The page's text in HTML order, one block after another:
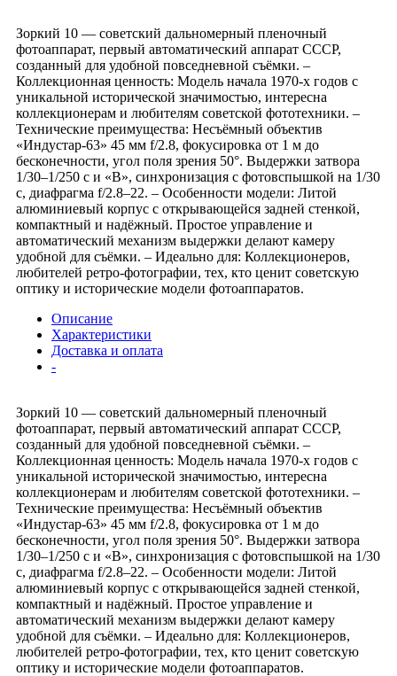
Зоркий 10 — советский дальномерный пленочный
фотоаппарат, первый автоматический аппарат СССР,
созданный для удобной повседневной съёмки. –
Коллекционная ценность: Модель начала 1970-х годов с
уникальной исторической значимостью, интересна
коллекционерам и любителям советской фототехники. –
Технические преимущества: Несъёмный объектив
«Индустар-63» 45 мм f/2.8, фокусировка от 1 м до
бесконечности, угол поля зрения 50°. Выдержки затвора
1/30–1/250 с и «B», синхронизация с фотовспышкой на 1/30
с, диафрагма f/2.8–22. – Особенности модели: Литой
алюминиевый корпус с открывающейся задней стенкой,
компактный и надёжный. Простое управление и
автоматический механизм выдержки делают камеру
удобной для съёмки. – Идеально для: Коллекционеров,
любителей ретро-фотографии, тех, кто ценит советскую
оптику и исторические модели фотоаппаратов.
Описание
Характеристики
Доставка и оплата
-
Зоркий 10 — советский дальномерный пленочный
фотоаппарат, первый автоматический аппарат СССР,
созданный для удобной повседневной съёмки. –
Коллекционная ценность: Модель начала 1970-х годов с
уникальной исторической значимостью, интересна
коллекционерам и любителям советской фототехники. –
Технические преимущества: Несъёмный объектив
«Индустар-63» 45 мм f/2.8, фокусировка от 1 м до
бесконечности, угол поля зрения 50°. Выдержки затвора
1/30–1/250 с и «B», синхронизация с фотовспышкой на 1/30
с, диафрагма f/2.8–22. – Особенности модели: Литой
алюминиевый корпус с открывающейся задней стенкой,
компактный и надёжный. Простое управление и
автоматический механизм выдержки делают камеру
удобной для съёмки. – Идеально для: Коллекционеров,
любителей ретро-фотографии, тех, кто ценит советскую
оптику и исторические модели фотоаппаратов.